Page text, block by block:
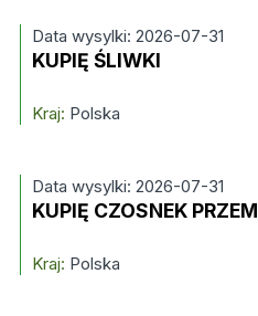
Data wysylki: 2026-07-31
KUPIĘ ŚLIWKI
Kraj: Polska
Data wysylki: 2026-07-31
KUPIĘ CZOSNEK
Kraj: Polska